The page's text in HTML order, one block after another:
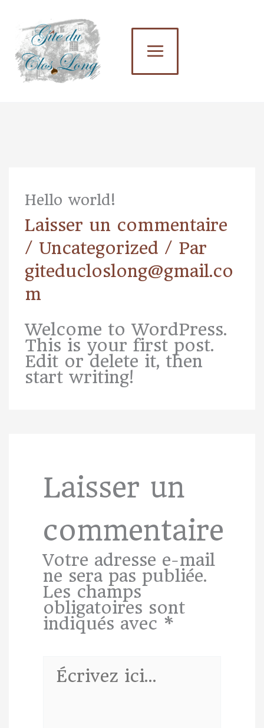
contenu
Hello world!
Laisser un commentaire
/ Uncategorized / Par
giteducloslong@gmail.co
m
Welcome to WordPress.
This is your first post.
Edit or delete it, then
start writing!
Laisser un
commentaire
Votre adresse e-mail
ne sera pas publiée.
Les champs
obligatoires sont
indiqués avec *
Écrivez
ici…